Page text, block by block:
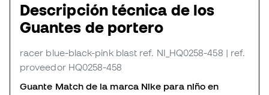
Descripción técnica de los
Guantes de portero
racer blue-black-pink blast ref. NI_HQ0258-458 | ref.
proveedor HQ0258-458
Guante Match de la marca Nike para niño en